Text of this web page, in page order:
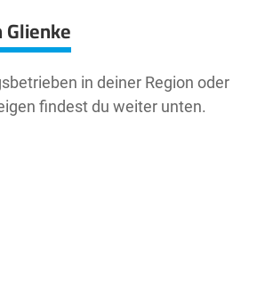
in deiner Region oder
findest du weiter unten.